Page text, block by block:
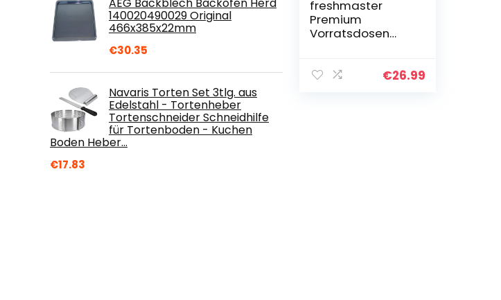
140020490029 Original
466x385x22mm
€30.35
Navaris Torten Set 3tlg. aus
Edelstahl - Tortenheber
Tortenschneider Schneidhilfe
für Tortenboden - Kuchen
Boden Heber…
€17.83
freshmaster
Premium
Vorratsdosen
Vorratsgläser mit
€26.99